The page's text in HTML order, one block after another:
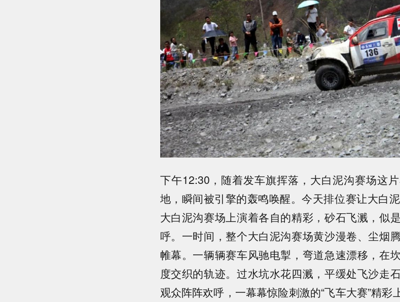
下午12:30，随着发车旗挥落，大白泥沟赛场这
地，瞬间被引擎的轰鸣唤醒。今天排位赛让大白
大白泥沟赛场上演着各自的精彩，砂石飞溅，似
呼。一时间，整个大白泥沟赛场黄沙漫卷、尘烟
帷幕。一辆辆赛车风驰电掣，弯道急速漂移，在
度交织的轨迹。过水坑水花四溅，平缓处飞沙走
观众阵阵欢呼，一幕幕惊险刺激的“飞车大赛”精彩